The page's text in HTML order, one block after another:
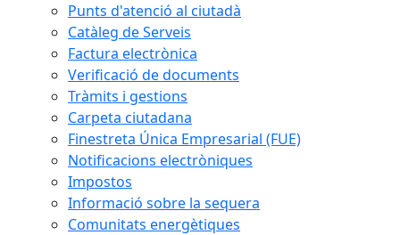
Punts d'atenció al ciutadà
Catàleg de Serveis
Factura electrònica
Verificació de documents
Tràmits i gestions
Carpeta ciutadana
Finestreta Única Empresarial (FUE)
Notificacions electròniques
Impostos
Informació sobre la sequera
Comunitats energètiques